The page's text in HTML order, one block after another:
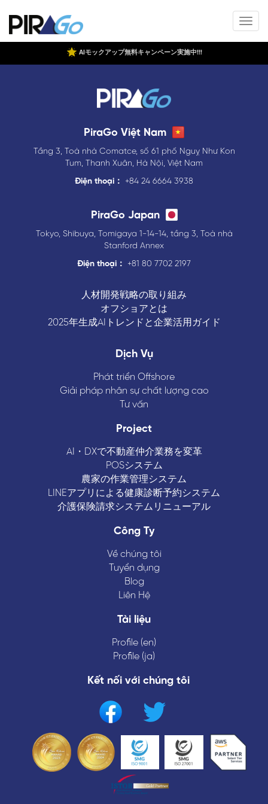
AIモックアップ無料キャンペーン実施中!!!
PiraGo Việt Nam
Tầng 3, Toà nhà Comatce, số 61 phố Nguỵ Như Kon
Tum, Thanh Xuân, Hà Nội, Việt Nam
Điện thoại：
+84 24 6664 3938
PiraGo Japan
Tokyo, Shibuya, Tomigaya 1-14-14, tầng 3, Toà nhà
Stanford Annex
Điện thoại：
+81 80 7702 2197
人材開発戦略の取り組み
オフショアとは
2025年生成AIトレンドと企業活用ガイド
Dịch Vụ
Phát triển Offshore
Giải pháp nhân sự chất lượng cao
Tư vấn
Project
AI・DXで不動産仲介業務を変革
POSシステム
農家の作業管理システム
LINEアプリによる健康診断予約システム
介護保険請求システムリニューアル
Công Ty
Về chúng tôi
Tuyển dụng
Blog
Liên Hệ
Tài liệu
Profile (en)
Profile (ja)
Kết nối với chúng tôi